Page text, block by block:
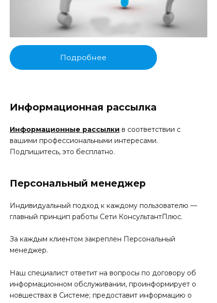
Подробнее
Информационная рассылка
Информационные рассылки в соответствии с
вашими профессиональными интересами.
Подпишитесь, это бесплатно.
Персональный менеджер
Индивидуальный подход к каждому пользователю —
главный принцип работы Сети КонсультантПлюс.
За каждым клиентом закреплен Персональный
менеджер.
Наш специалист ответит на вопросы по договору об
информационном обслуживании, проинформирует о
новшествах в Системе; предоставит информацию о